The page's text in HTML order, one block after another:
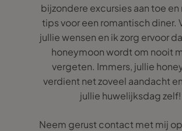
bijzondere excursies aan toe en
tips voor een romantisch diner.
jullie wensen en ik zorg ervoor
honeymoon wordt om nooit
vergeten. Immers, jullie
verdient net zoveel aandacht
jullie huwelijksdag zelf!
Neem gerust contact met mij